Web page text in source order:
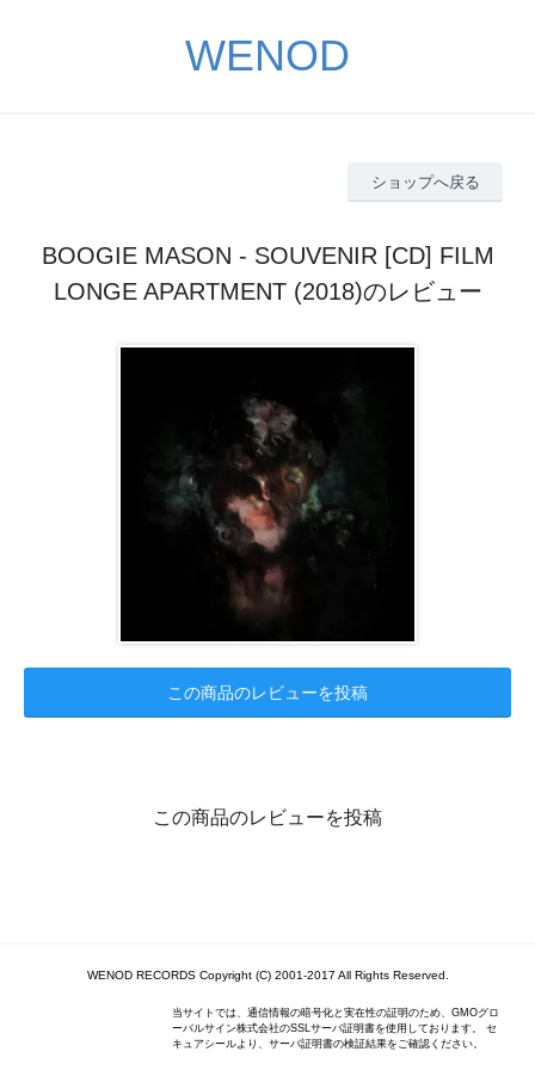
WENOD
ショップへ戻る
BOOGIE MASON - SOUVENIR [CD] FILM
LONGE APARTMENT (2018)のレビュー
この商品のレビューを投稿
この商品のレビューを投稿
WENOD RECORDS Copyright (C) 2001-2017 All Rights Reserved.
当サイトでは、通信情報の暗号化と実在性の証明のため、GMOグロ
ーバルサイン株式会社のSSLサーバ証明書を使用しております。 セ
キュアシールより、サーバ証明書の検証結果をご確認ください。